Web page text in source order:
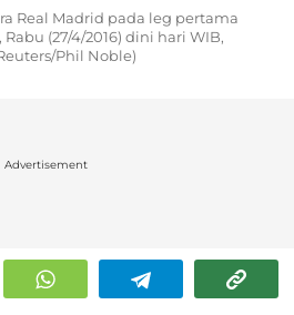
Real Madrid pada leg pertama
(27/4/2016) dini hari WIB,
Phil Noble)
Advertisement